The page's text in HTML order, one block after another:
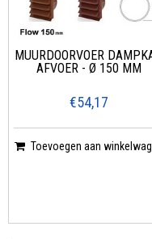
MUURDOORVOER
AFVOER - Ø 150 MM
€54,17
Toevoegen aan